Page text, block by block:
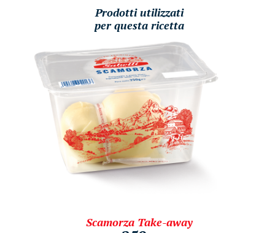
Prodotti utilizzati
per questa ricetta
Scamorza Take-away